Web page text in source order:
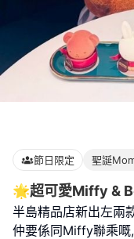
節日限定 聖誕
🌟超可愛Miffy &
半島精品店新出左兩
仲要係同Miffy聯乘嘅